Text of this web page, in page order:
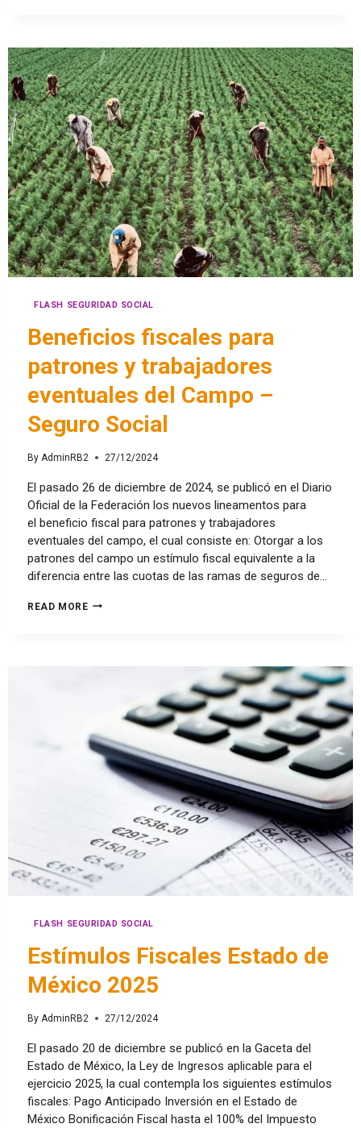
FLASH SEGURIDAD SOCIAL
Beneficios fiscales para
patrones y trabajadores
eventuales del Campo –
Seguro Social
By AdminRB2 27/12/2024
El pasado 26 de diciembre de 2024, se publicó en el Diario
Oficial de la Federación los nuevos lineamentos para
el beneficio fiscal para patrones y trabajadores
eventuales del campo, el cual consiste en: Otorgar a los
patrones del campo un estímulo fiscal equivalente a la
diferencia entre las cuotas de las ramas de seguros de…
READ MORE
FLASH SEGURIDAD SOCIAL
Estímulos Fiscales Estado de
México 2025
By AdminRB2 27/12/2024
El pasado 20 de diciembre se publicó en la Gaceta del
Estado de México, la Ley de Ingresos aplicable para el
ejercicio 2025, la cual contempla los siguientes estímulos
fiscales: Pago Anticipado Inversión en el Estado de
México Bonificación Fiscal hasta el 100% del Impuesto